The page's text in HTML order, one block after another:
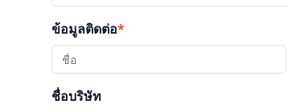
ข้อมูลติดต่อ*
ชื่อบริษัท